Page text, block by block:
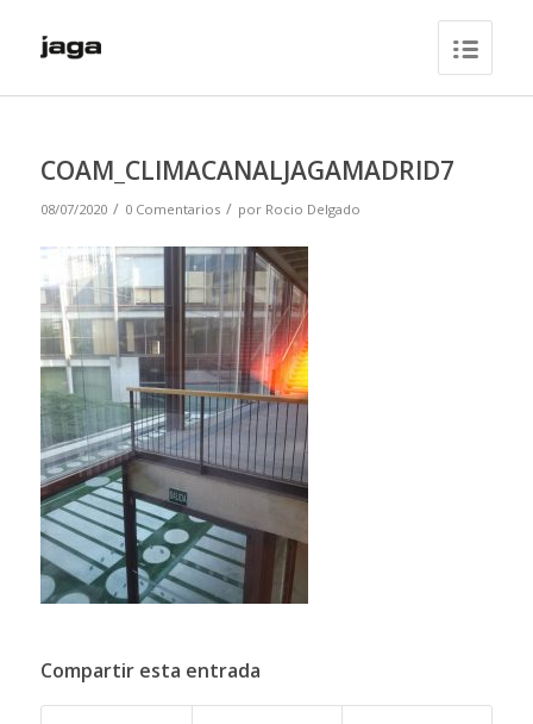
COAM_CLIMACANALJAGAMADRID7
08/07/2020 / 0 Comentarios / por Rocio Delgado
Compartir esta entrada